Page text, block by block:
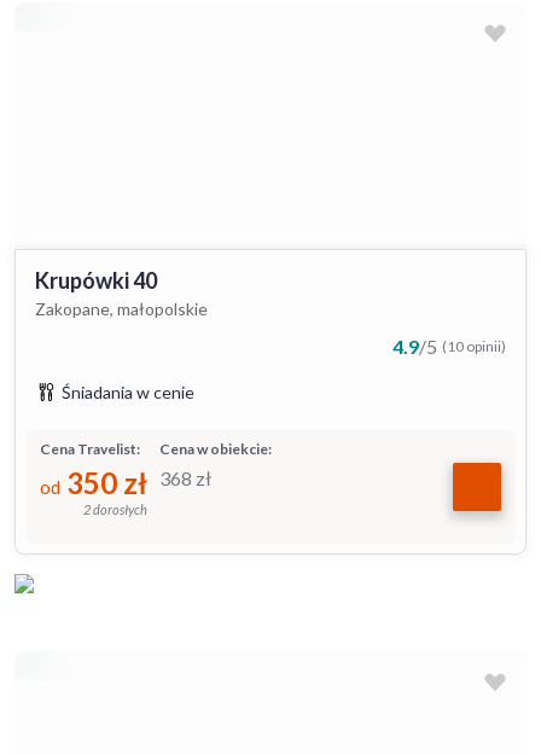
Krupówki 40
Zakopane, małopolskie
4.9/5 (10 opinii)
Śniadania w cenie
Cena w obiekcie:
368 zł
Cena Travelist:
od 350 zł
2 dorosłych